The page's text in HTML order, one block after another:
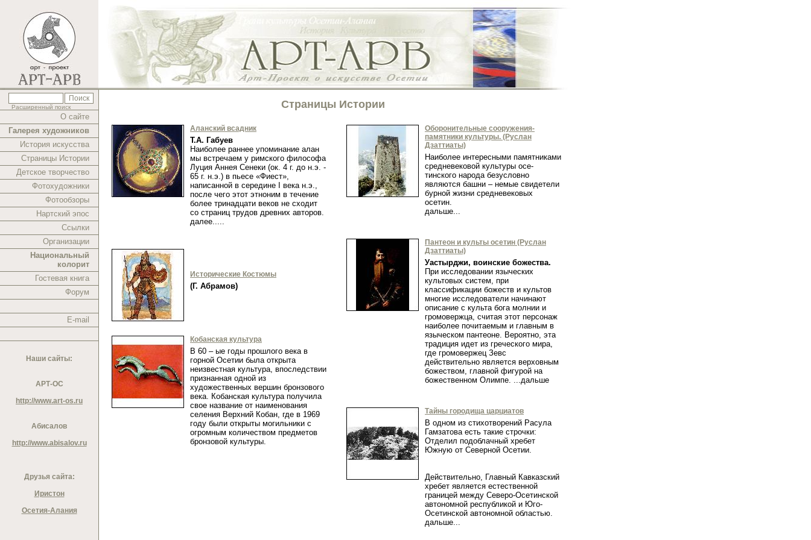
Расширенный поиск
О сайте
Галерея художников
История искусства
Страницы Истории
Детское творчество
Фотохудожники
Фотообзоры
Нартский эпос
Ссылки
Организации
Национальный
колорит
Гостевая книга
Форум
E-mail
Наши сайты:
АРТ-ОС
http://www.art-os.ru
Абисалов
http://www.abisalov.ru
Друзья сайта:
Иристон
Осетия-Алания
Страницы Истории
Аланский всадник
Т.А. Габуев
Наиболее раннее упоминание алан
мы встречаем у римского философа
Луция Аннея Сенеки (ок. 4 г. до н.э. -
65 г. н.э.) в пьесе «Фиест»,
написанной в середине I века н.э.,
после чего этот этноним в течение
более тринадцати веков не сходит
со страниц трудов древних авторов.
далее.....
Исторические Костюмы
(Г. Абрамов)
Кобанская культура
В 60 – ые годы прошлого века в
горной Осетии была открыта
неизвестная культура, впоследствии
признанная одной из
художественных вершин бронзового
века. Кобанская культура получила
свое название от наименования
селения Верхний Кобан, где в 1969
году были открыты могильники с
огромным количеством предметов
бронзовой культуры.
Оборонительные сооружения-
памятники культуры. (Руслан
Дзаттиаты)
Наиболее интересными памятниками
средневековой культуры осе­
тинского народа безусловно
являются башни – немые свидетели
бурной жизни средневековых
осетин.
дальше...
Пантеон и культы осетин (Руслан
Дзаттиаты)
Уастырджи, воинские божества.
При исследовании языческих
культовых систем, при
классификации божеств и культов
многие исследователи начинают
описание с культа бога молнии и
громовержца, считая этот персонаж
наиболее почитаемым и главным в
языческом пантеоне. Вероятно, эта
традиция идет из греческого мира,
где громовержец Зевс
действительно является верховным
божеством, главной фигурой на
божественном Олимпе. ...дальше
Тайны городища царциатов
В одном из стихотворений Расула
Гамзатова есть такие строчки:
Отделил подоблачный хребет
Южную от Северной Осетии.
Действительно, Главный Кавказский
хребет является естественной
границей между Северо-Осетинской
автономной республикой и Юго-
Осетинской автономной областью.
дальше...